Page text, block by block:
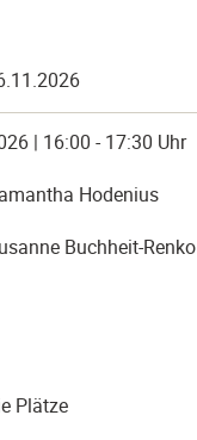
| 16:00 - 17:30 Uhr
Hodenius
Buchheit-Renko
Plätze